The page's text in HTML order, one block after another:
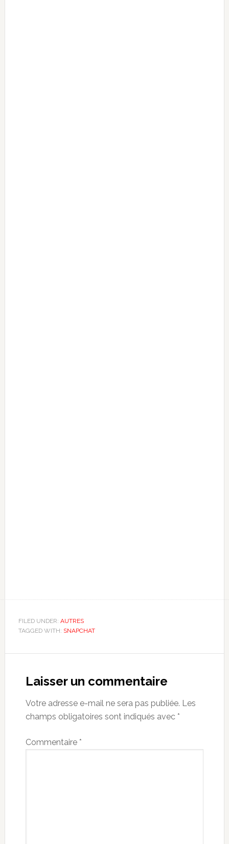
FILED UNDER: AUTRES
TAGGED WITH: SNAPCHAT
Interactions
Laisser un commentaire
Votre adresse e-mail ne sera pas publiée. Les
champs obligatoires sont indiqués avec *
Commentaire *